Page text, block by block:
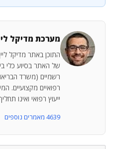
מערכת מדיקל
התוכן באתר מדיקל
של האתר בסיוע כלי
רשמיים (משרד
רפואיים מקצועיים.
ייעוץ רפואי ואינו
4639 מאמרים נוספים